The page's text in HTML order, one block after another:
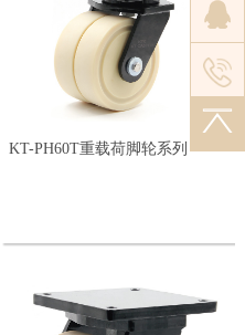
KT-PH60T重载荷脚轮系列